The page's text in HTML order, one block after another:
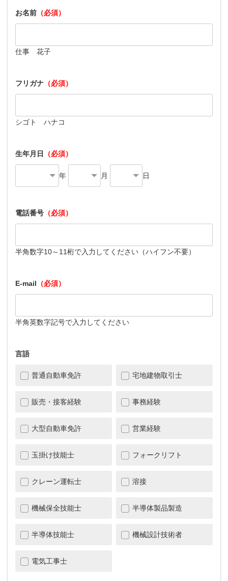
お名前 （必須）
仕事 花子
フリガナ （必須）
シゴト ハナコ
生年月日 （必須）
年 月 日
電話番号 （必須）
半角数字10～11桁で入力してください（ハイフン不要）
E-mail （必須）
半角英数字記号で入力してください
言語
普通自動車免許 宅地建物取引士
販売・接客経験 事務経験
大型自動車免許 営業経験
玉掛け技能士 フォークリフト
クレーン運転士 溶接
機械保全技能士 半導体製品製造
半導体技能士 機械設計技術者
電気工事士